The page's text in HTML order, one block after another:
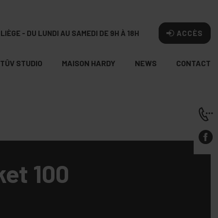
- DU LUNDI AU SAMEDI DE 9H À 18H ACCÈS
STUDIO MAISON HARDY NEWS CONTACT
100